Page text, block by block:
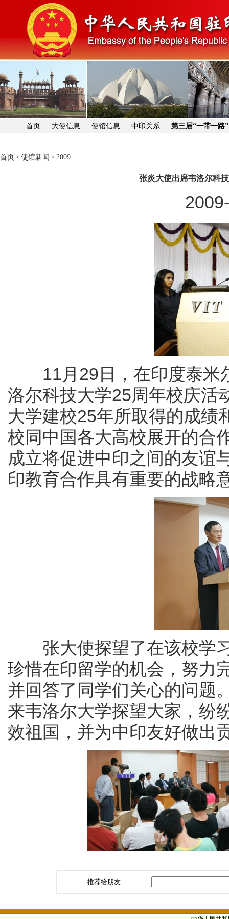
首页 大使信息 使馆信息 中印关系 第三届“一带一路
首页 > 使馆新闻 > 2009
张炎大使出席韦洛尔科
11月29日，在印度泰米
洛尔科技大学25周年校庆活
大学建校25年所取得的成绩
校同中国各大高校展开的合
成立将促进中印之间的友谊
印教育合作具有重要的战略
张大使探望了在该校学习
珍惜在印留学的机会，努力
并回答了同学们关心的问题
来韦洛尔大学探望大家，纷
效祖国，并为中印友好做出
推荐给朋友